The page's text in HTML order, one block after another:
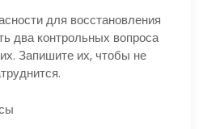
для восстановления
два контрольных вопроса
Запишите их, чтобы не